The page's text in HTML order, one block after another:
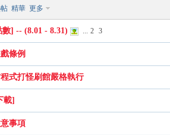
精華 更多
數] -- (8.01 - 8.31) ... 2 3
條例
式打怪刷館嚴格執行
載]
事項